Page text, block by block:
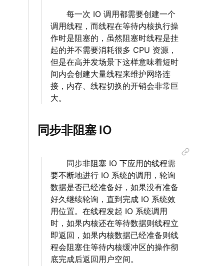
‌‌‌‌ 每一次 IO 调用都需要创建一个
调用线程，而线程在等待内核执行操
作时是阻塞的，虽然阻塞时线程是挂
起的并不需要消耗很多 CPU 资源，
但是在高并发场景下这样意味着短时
间内会创建大量线程来维护网络连
接，内存、线程切换的开销会非常巨
大。
同步非阻塞 IO
‌‌‌‌ 同步非阻塞 IO 下应用的线程需
要不断地进行 IO 系统的调用，轮询
数据是否已经准备好，如果没有准备
好久继续轮询，直到完成 IO 系统效
用位置。在线程发起 IO 系统调用
时，如果内核还在等待数据则线程立
即返回，如果内核数据已经准备则线
程会阻塞住等待内核缓冲区的操作彻
底完成后返回用户空间。